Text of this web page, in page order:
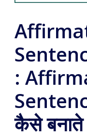
:
कैसे बनाते